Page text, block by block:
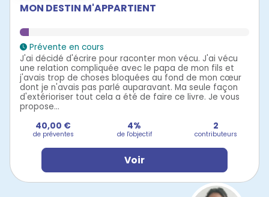
MON DESTIN M'APPARTIENT
Prévente en cours
J'ai décidé d'écrire pour raconter mon vécu. J'ai vécu
une relation compliquée avec le papa de mon fils et
j'avais trop de choses bloquées au fond de mon cœur
dont je n'avais pas parlé auparavant. Ma seule façon
d'extérioriser tout cela a été de faire ce livre. Je vous
propose...
40,00 €
de préventes
4%
de l'objectif
2
contributeurs
Voir